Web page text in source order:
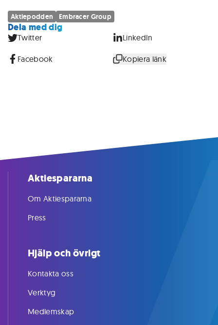
Aktiepodden Embracer Group
Dela med dig
Twitter LinkedIn
Facebook Kopiera länk
Aktiespararna
Om Aktiespararna
Press
Hjälp och övrigt
Kontakta oss
Verktyg
Medlemskap